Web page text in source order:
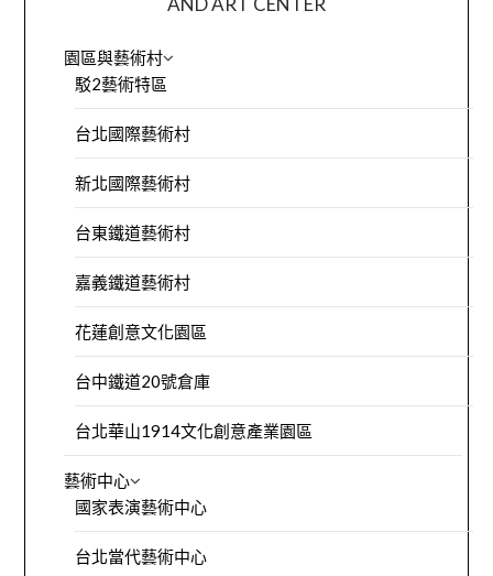
園區與藝術村
駁2藝術特區
台北國際藝術村
新北國際藝術村
台東鐵道藝術村
嘉義鐵道藝術村
花蓮創意文化園區
台中鐵道20號倉庫
台北華山1914文化創意產業園區
藝術中心
國家表演藝術中心
台北當代藝術中心